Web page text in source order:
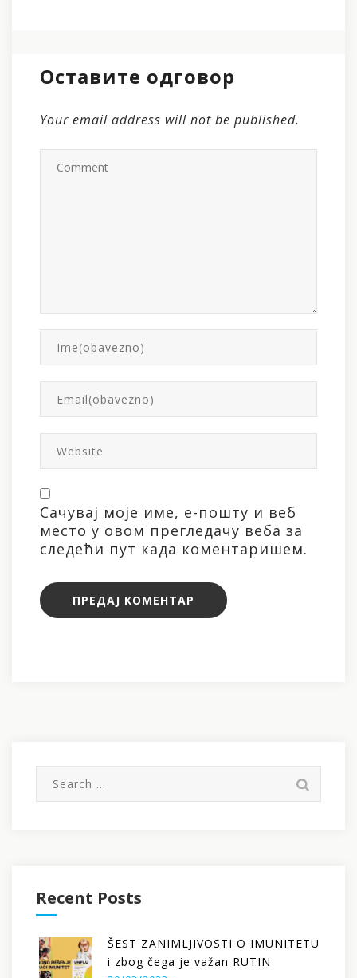
Оставите одговор
Your email address will not be published.
Сачувај моје име, е-пошту и веб
место у овом прегледачу веба за
следећи пут када коментаришем.
за:
Recent Posts
ŠEST ZANIMLJIVOSTI O IMUNITETU
i zbog čega je važan RUTIN